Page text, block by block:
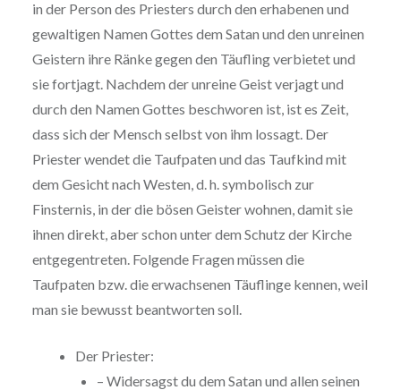
in der Person des Priesters durch den erhabenen und
gewaltigen Namen Gottes dem Satan und den unreinen
Geistern ihre Ränke gegen den Täufling verbietet und
sie fortjagt. Nachdem der unreine Geist verjagt und
durch den Namen Gottes beschworen ist, ist es Zeit,
dass sich der Mensch selbst von ihm lossagt. Der
Priester wendet die Taufpaten und das Taufkind mit
dem Gesicht nach Westen, d. h. symbolisch zur
Finsternis, in der die bösen Geister wohnen, damit sie
ihnen direkt, aber schon unter dem Schutz der Kirche
entgegentreten. Folgende Fragen müssen die
Taufpaten bzw. die erwachsenen Täuflinge kennen, weil
man sie bewusst beantworten soll.
Der Priester:
– Widersagst du dem Satan und allen seinen